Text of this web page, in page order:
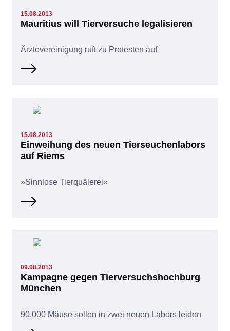
15.08.2013
Mauritius will Tierversuche legalisieren
Ärztevereinigung ruft zu Protesten auf
15.08.2013
Einweihung des neuen Tierseuchenlabors
auf Riems
»Sinnlose Tierquälerei«
09.08.2013
Kampagne gegen Tierversuchshochburg
München
90.000 Mäuse sollen in zwei neuen Labors leiden